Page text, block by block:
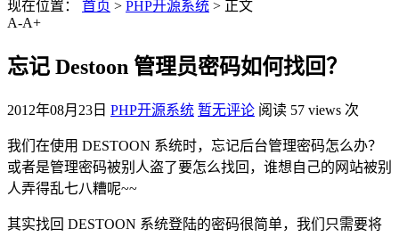
现在位置： 首页 > PHP开源系统 > 正文
A-A+
忘记 Destoon 管理员密码如何找回？
2012年08月23日 PHP开源系统 暂无评论 阅读 57 views 次
我们在使用 DESTOON 系统时，忘记后台管理密码怎么办？
或者是管理密码被别人盗了要怎么找回，谁想自己的网站被别
人弄得乱七八糟呢~~
其实找回 DESTOON 系统登陆的密码很简单，我们只需要将